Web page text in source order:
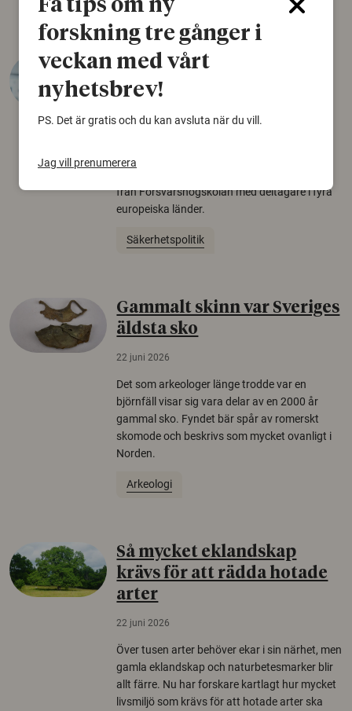
Varför tror vissa på rysk
desinformation?
30 juli 2026
från Försvarshögskolan med deltagare i fyra
europeiska länder.
Säkerhetspolitik
Gammalt skinn var Sveriges
äldsta sko
22 juni 2026
Det som arkeologer länge trodde var en
björnfäll visar sig vara delar av en 2000 år
gammal sko. Fyndet bär spår av romerskt
skomode och beskrivs som mycket ovanligt i
Norden.
Arkeologi
Så mycket eklandskap
krävs för att rädda hotade
arter
22 juni 2026
Över tusen arter behöver ekar i sin närhet, men
gamla eklandskap och naturbetesmarker blir
allt färre. Nu har forskare kartlagt hur mycket
livsmiljö som krävs för att hotade arter ska
Få tips om ny
forskning tre gånger i
veckan med vårt
nyhetsbrev!
PS. Det är gratis och du kan avsluta när du vill.
Jag vill prenumerera